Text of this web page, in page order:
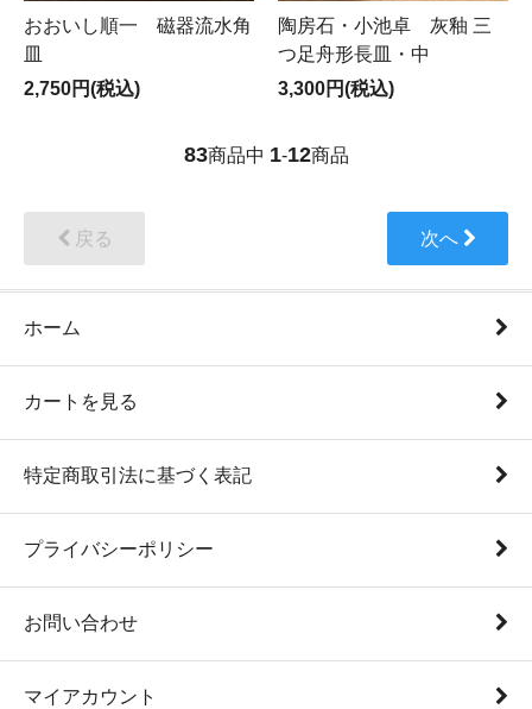
おおいし順一 磁器流水角
皿
2,750円(税込)
陶房石・小池卓 灰釉 三
つ足舟形長皿・中
3,300円(税込)
83商品中 1-12商品
戻る 次へ
ホーム
カートを見る
特定商取引法に基づく表記
プライバシーポリシー
お問い合わせ
マイアカウント